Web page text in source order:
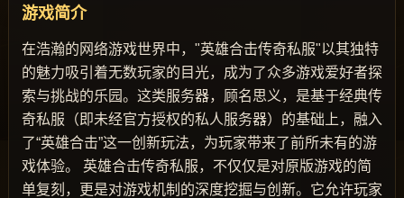
游戏简介
在浩瀚的网络游戏世界中，"英雄合击传奇私服"以其独特
的魅力吸引着无数玩家的目光，成为了众多游戏爱好者探
索与挑战的乐园。这类服务器，顾名思义，是基于经典传
奇私服（即未经官方授权的私人服务器）的基础上，融入
了“英雄合击”这一创新玩法，为玩家带来了前所未有的游
戏体验。 英雄合击传奇私服，不仅仅是对原版游戏的简
单复刻，更是对游戏机制的深度挖掘与创新。它允许玩家